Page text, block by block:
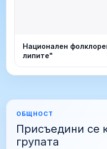
Национален
липите"
ОБЩНОСТ
Присъедини се
групата